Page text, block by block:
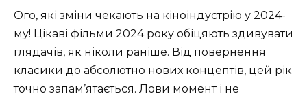
Ого, які зміни чекають на кіноіндустрію у 2024-
му! Цікаві фільми 2024 року обіцяють здивувати
глядачів, як ніколи раніше. Від повернення
класики до абсолютно нових концептів, цей рік
точно запам’ятається. Лови момент і не